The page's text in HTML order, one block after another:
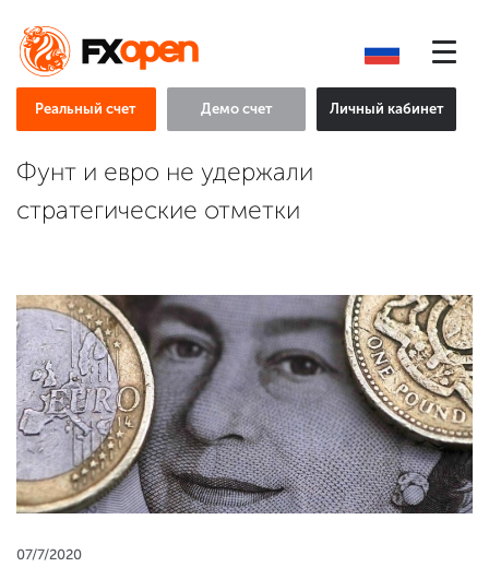
Реальный счет Демо счет Личный кабинет
Фунт и евро не удержали
стратегические отметки
07/7/2020